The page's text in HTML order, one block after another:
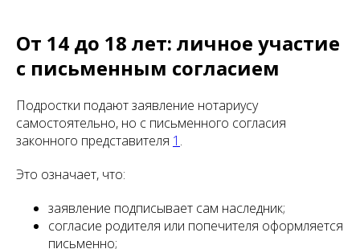
От 14 до 18 лет: личное участие
с письменным согласием
Подростки подают заявление нотариусу
самостоятельно, но с письменного согласия
законного представителя 1 .
Это означает, что:
заявление подписывает сам наследник;
согласие родителя или попечителя оформляется
письменно;